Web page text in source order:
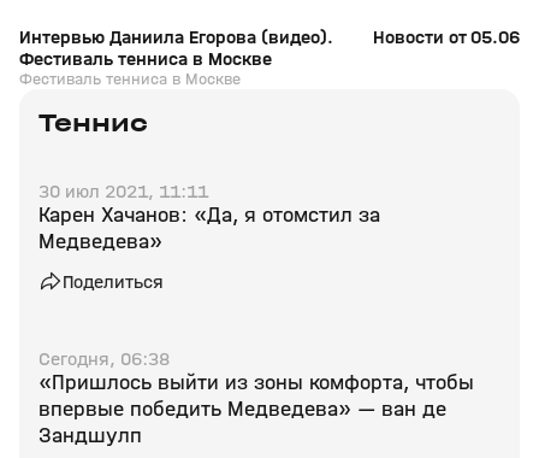
Интервью Даниила Егорова (видео).
Фестиваль тенниса в Москве
Фестиваль тенниса в Москве
Новости от
Теннис
30 июл 2021, 11:11
Карен Хачанов: «Да, я отомстил за
Медведева»
Поделиться
Сегодня, 06:38
«Пришлось выйти из зоны комфорта, чтобы
впервые победить Медведева» — ван де
Зандшулп